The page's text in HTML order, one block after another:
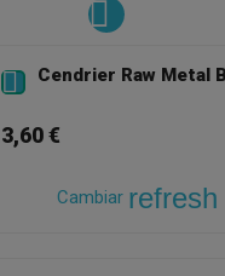
 Cendrier Raw Metal
3,60 €
Cambiar refresh